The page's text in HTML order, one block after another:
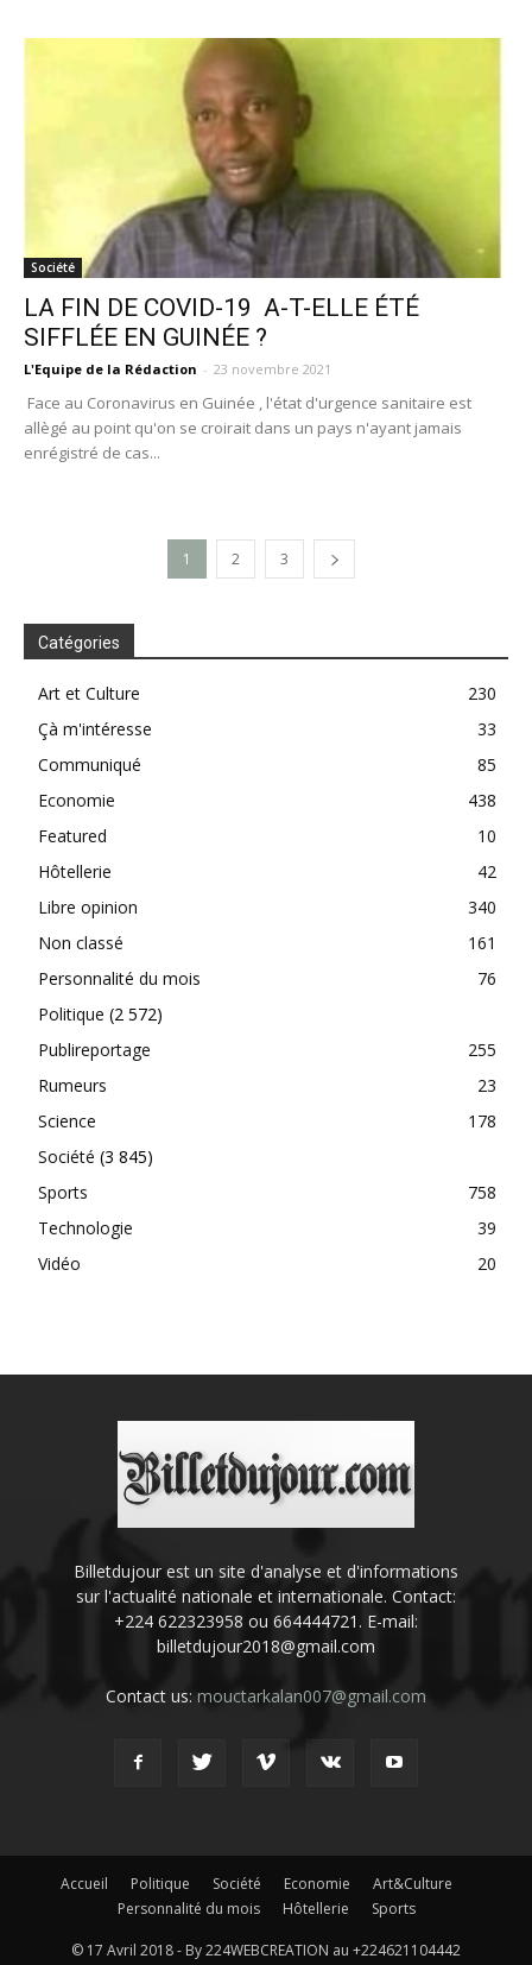
Société
LA FIN DE COVID-19 A-T-ELLE ÉTÉ
SIFFLÉE EN GUINÉE ?
L'Equipe de la Rédaction - 23 novembre 2021
Face au Coronavirus en Guinée , l'état d'urgence sanitaire est
allègé au point qu'on se croirait dans un pays n'ayant jamais
enrégistré de cas...
1 2 3
Catégories
Art et Culture
230
Çà m'intéresse
33
Communiqué
85
Economie
438
Featured
10
Hôtellerie
42
Libre opinion
340
Non classé
161
Personnalité du mois
76
Politique (2 572)
Publireportage
255
Rumeurs
23
Science
178
Société (3 845)
Sports
758
Technologie
39
Vidéo
20
Billetdujour est un site d'analyse et d'informations
sur l'actualité nationale et internationale. Contact:
+224 622323958 ou 664444721. E-mail:
billetdujour2018@gmail.com
Contact us: mouctarkalan007@gmail.com
Accueil Politique Société Economie
Art&Culture
Personnalité du mois
Hôtellerie Sports
© 17 Avril 2018 - By 224WEBCREATION au +224621104442